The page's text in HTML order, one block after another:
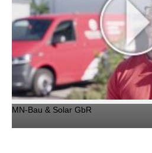
MN-Bau & Solar GbR